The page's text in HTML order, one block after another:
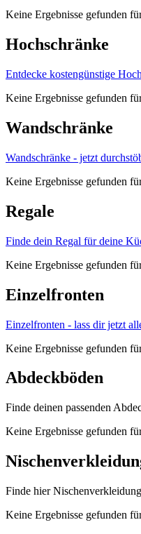
Keine Ergebnisse gefunden
Hochschränke
Entdecke kostengünstige
Keine Ergebnisse gefunden
Wandschränke
Wandschränke - jetzt
Keine Ergebnisse gefunden
Regale
Finde dein Regal für deine
Keine Ergebnisse gefunden
Einzelfronten
Einzelfronten - lass dir jetzt
Keine Ergebnisse gefunden
Abdeckböden
Finde deinen passenden
Keine Ergebnisse gefunden
Finde hier
Keine Ergebnisse gefunden